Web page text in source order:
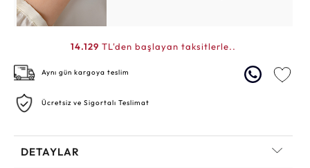
14.129 TL'den başlayan taksitlerle..
Aynı gün kargoya teslim
Ücretsiz ve Sigortalı Teslimat
DETAYLAR